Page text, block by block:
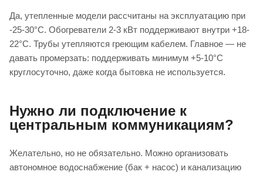
Да, утепленные модели рассчитаны на эксплуатацию при
-25-30°C. Обогреватели 2-3 кВт поддерживают внутри +18-
22°C. Трубы утепляются греющим кабелем. Главное — не
давать промерзать: поддерживать минимум +5-10°C
круглосуточно, даже когда бытовка не используется.
Нужно ли подключение к
центральным коммуникациям?
Желательно, но не обязательно. Можно организовать
автономное водоснабжение (бак + насос) и канализацию